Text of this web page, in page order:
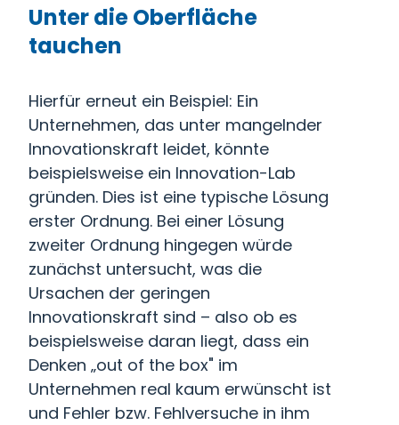
Unter die Oberfläche
tauchen
Hierfür erneut ein Beispiel: Ein
Unternehmen, das unter mangelnder
Innovationskraft leidet, könnte
beispielsweise ein Innovation-Lab
gründen. Dies ist eine typische Lösung
erster Ordnung. Bei einer Lösung
zweiter Ordnung hingegen würde
zunächst untersucht, was die
Ursachen der geringen
Innovationskraft sind – also ob es
beispielsweise daran liegt, dass ein
Denken „out of the box" im
Unternehmen real kaum erwünscht ist
und Fehler bzw. Fehlversuche in ihm